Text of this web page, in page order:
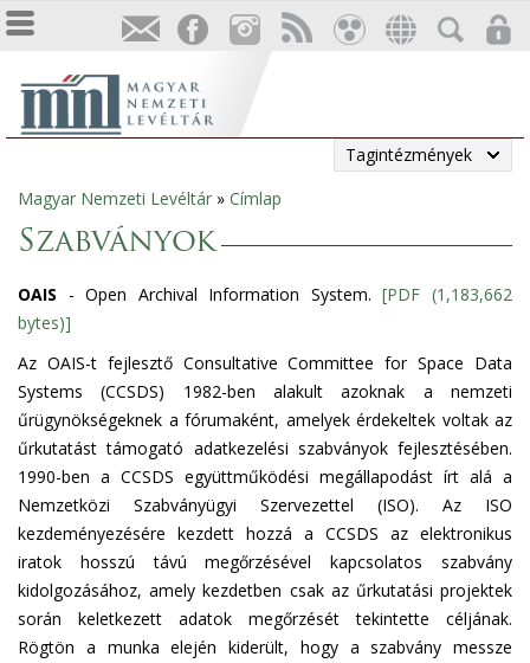
Tagintézmények
Jelenlegi
hely
Magyar Nemzeti Levéltár » Címlap
Szabványok
OAIS - Open Archival Information System.[PDF (1,183,662
bytes)]
Az OAIS-t fejlesztő Consultative Committee for Space Data
Systems (CCSDS) 1982-ben alakult azoknak a nemzeti
űrügynökségeknek a fórumaként, amelyek érdekeltek voltak az
űrkutatást támogató adatkezelési szabványok fejlesztésében.
1990-ben a CCSDS együttműködési megállapodást írt alá a
Nemzetközi Szabványügyi Szervezettel (ISO). Az ISO
kezdeményezésére kezdett hozzá a CCSDS az elektronikus
iratok hosszú távú megőrzésével kapcsolatos szabvány
kidolgozásához, amely kezdetben csak az űrkutatási projektek
során keletkezett adatok megőrzését tekintette céljának.
Rögtön a munka elején kiderült, hogy a szabvány messze